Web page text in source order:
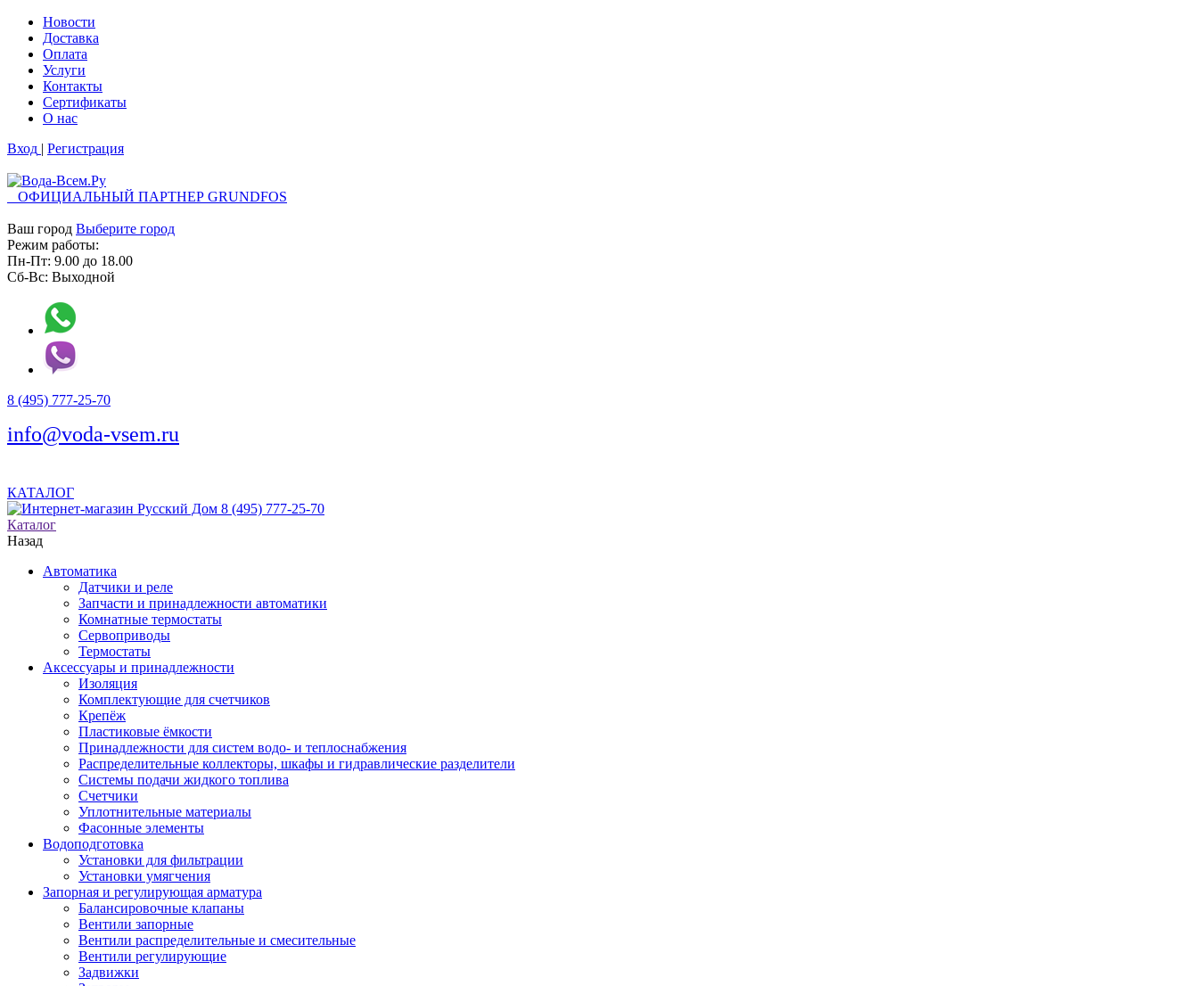
Новости
Доставка
Оплата
Услуги
Контакты
Cертификаты
О нас
Вход | Регистрация
ОФИЦИАЛЬНЫЙ ПАРТНЕР GRUNDFOS
Ваш город Выберите город
Режим работы:
Пн-Пт: 9.00 до 18.00
Сб-Вс: Выходной
8 (495) 777-25-70
info@voda-vsem.ru
КАТАЛОГ
8 (495) 777-25-70
Каталог
Назад
Автоматика
Датчики и реле
Запчасти и принадлежности автоматики
Комнатные термостаты
Сервоприводы
Термостаты
Аксессуары и принадлежности
Изоляция
Комплектующие для счетчиков
Крепёж
Пластиковые ёмкости
Принадлежности для систем водо- и теплоснабжения
Распределительные коллекторы, шкафы и гидравлические разделители
Системы подачи жидкого топлива
Счетчики
Уплотнительные материалы
Фасонные элементы
Водоподготовка
Установки для фильтрации
Установки умягчения
Запорная и регулирующая арматура
Балансировочные клапаны
Вентили запорные
Вентили распределительные и смесительные
Вентили регулирующие
Задвижки